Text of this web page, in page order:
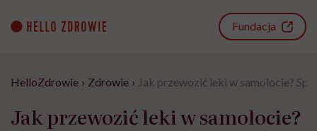
content
Fundacja
HelloZdrowie › Zdrowie › Jak przewozić leki w samolocie?
Jak przewozić leki w samolocie?